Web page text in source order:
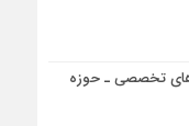
تخصصی ـ حوزه